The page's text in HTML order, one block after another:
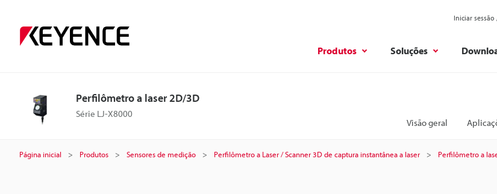
Iniciar
Produtos Soluções
Perfilômetro a laser 2D/3D
Série LJ-X8000
Visão geral
Página inicial Produtos Sensores de medição Perfilômetro a Laser / Scanner 3D de captura instantânea a laser Perfilômetro a